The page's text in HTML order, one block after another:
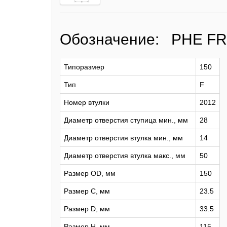
Обозначение: PHE
Типоразмер 150
Тип F
Номер втулки 2012
Диаметр отверстия ступица мин., мм 28
Диаметр отверстия втулка мин., мм 14
Диаметр отверстия втулка макс., мм 50
Размер OD, мм 150
Размер C, мм 23.5
Размер D, мм 33.5